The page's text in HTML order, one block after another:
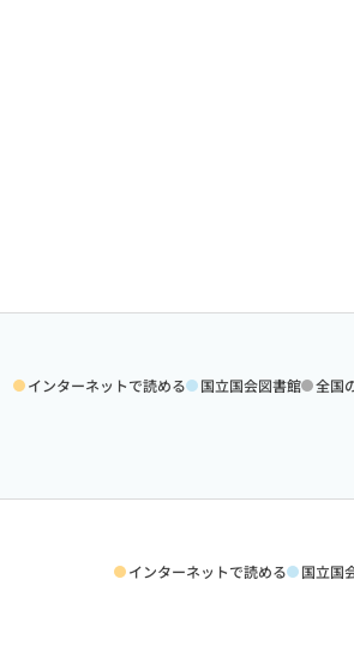
インターネットで読める 国立国会図書館 全国
インターネットで読める 国立国